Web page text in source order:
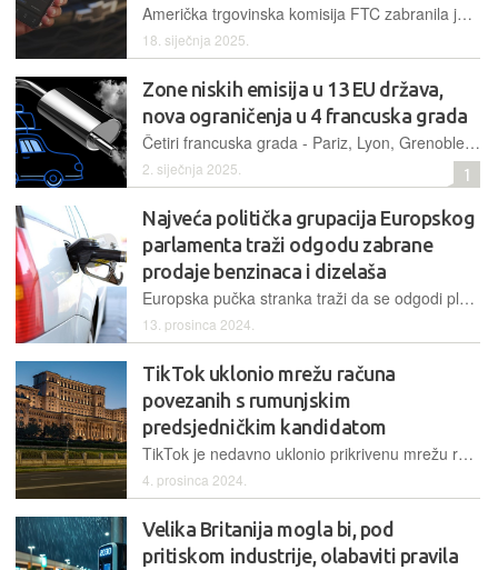
Američka trgovinska komisija FTC zabranila je GM-u preprodaju podataka o vozačima i vožnjama u sklopu sustava Smart Driver, pokrenutoga u SAD-u na vozilima marki Chevrolet, Buick, GMC i Cadillac
18. siječnja 2025.
Zone niskih emisija u 13 EU država,
nova ograničenja u 4 francuska grada
Četiri francuska grada - Pariz, Lyon, Grenoble i Montpellier - proširuju svoje zone niskih emisija zabranom prometovanja starijim dizelskim i benzinskim vozilima tijekom radnih dana. Pridružuju se mnogim drugim europskim gradovima...
2. siječnja 2025. 1
Najveća politička grupacija Europskog
parlamenta traži odgodu zabrane
prodaje benzinaca i dizelaša
Europska pučka stranka traži da se odgodi plan prema kojem će 2035. godine u Europskoj uniji na snagu stupiti zabrana registracije novih automobila na fosilna goriva, zbog zaštite radnih mjesta i industrije
13. prosinca 2024.
TikTok uklonio mrežu računa
povezanih s rumunjskim
predsjedničkim kandidatom
TikTok je nedavno uklonio prikrivenu mrežu računa povezanih s rumunjskim predsjedničkim kandidatom Călinom Georgescuom, čiji je uspjeh u prvom krugu predsjedničkih izbora naglasio ulogu društvenih mreža u političkim kampanjama...
4. prosinca 2024.
Velika Britanija mogla bi, pod
pritiskom industrije, olabaviti pravila